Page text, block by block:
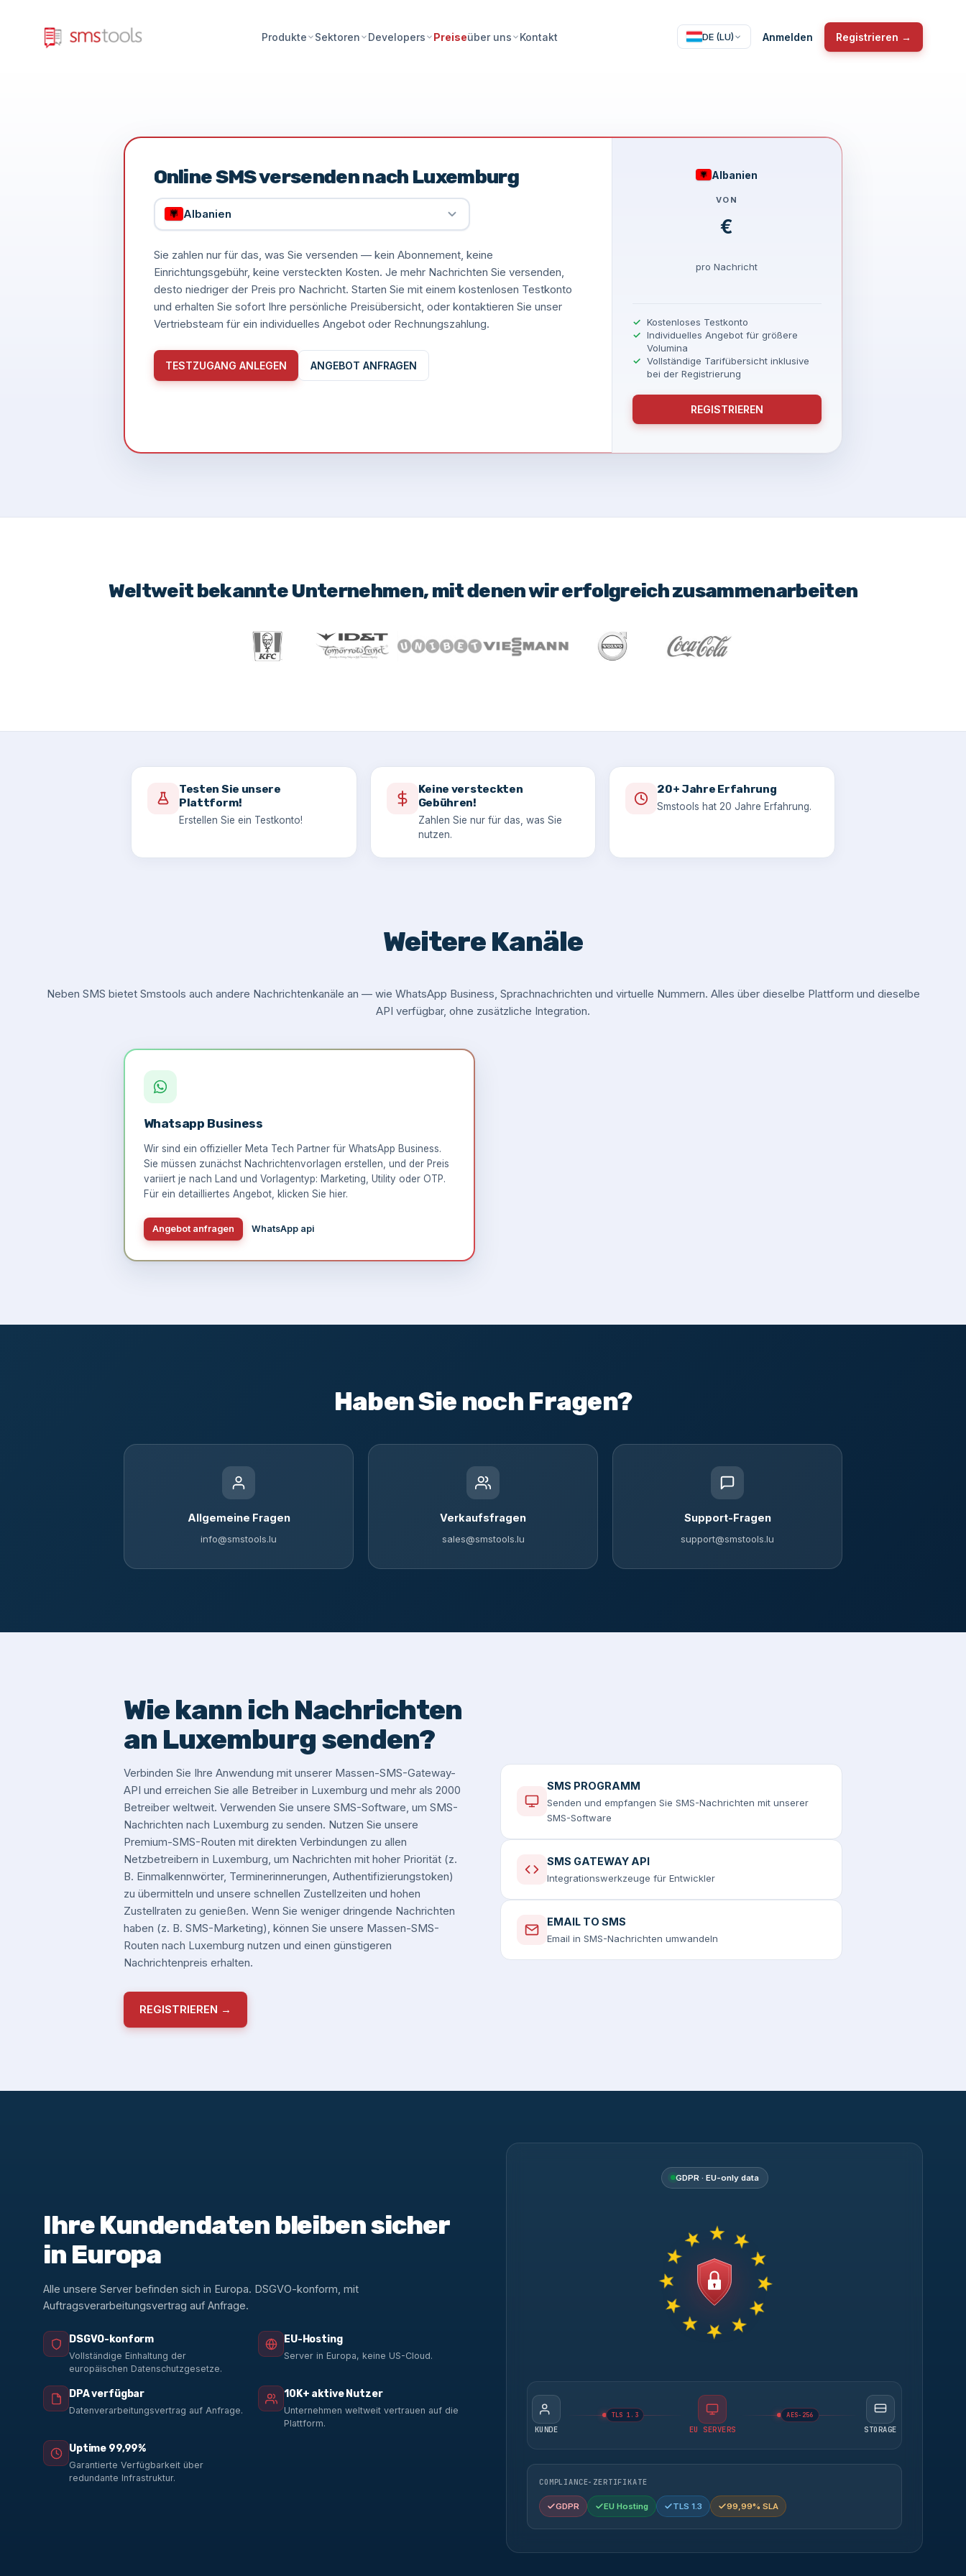
Produkte Sektoren Developers Preiseüber uns Kontakt DE (LU) Anmelden Registrieren →
Weltweit bekannte Unternehmen, mit denen wir erfolgreich zusammenarbeiten
Testen Sie unsere
Plattform!
Erstellen Sie ein Testkonto!
Keine versteckten
Gebühren!
Zahlen Sie nur für das, was Sie
nutzen.
20+ Jahre Erfahrung
Smstools hat 20 Jahre Erfahrung.
Online SMS versenden nach Luxemburg
Albanien
Sie zahlen nur für das, was Sie versenden — kein Abonnement, keine
Einrichtungsgebühr, keine versteckten Kosten. Je mehr Nachrichten Sie versenden,
desto niedriger der Preis pro Nachricht. Starten Sie mit einem kostenlosen Testkonto
und erhalten Sie sofort Ihre persönliche Preisübersicht, oder kontaktieren Sie unser
Vertriebsteam für ein individuelles Angebot oder Rechnungszahlung.
TESTZUGANG ANLEGEN ANGEBOT ANFRAGEN
Albanien
VON
€
pro Nachricht
Kostenloses Testkonto
Individuelles Angebot für größere
Volumina
Vollständige Tarifübersicht inklusive
bei der Registrierung
REGISTRIEREN
Weitere Kanäle
Neben SMS bietet Smstools auch andere Nachrichtenkanäle an — wie WhatsApp Business, Sprachnachrichten und virtuelle Nummern. Alles über dieselbe Plattform und dieselbe
API verfügbar, ohne zusätzliche Integration.
Whatsapp Business
Wir sind ein offizieller Meta Tech Partner für WhatsApp Business.
Sie müssen zunächst Nachrichtenvorlagen erstellen, und der Preis
variiert je nach Land und Vorlagentyp: Marketing, Utility oder OTP.
Für ein detailliertes Angebot, klicken Sie hier.
Angebot anfragen WhatsApp api
Haben Sie noch Fragen?
Allgemeine Fragen
info@smstools.lu
Verkaufsfragen
sales@smstools.lu
Support-Fragen
support@smstools.lu
Wie kann ich Nachrichten
an Luxemburg senden?
Verbinden Sie Ihre Anwendung mit unserer Massen-SMS-Gateway-
API und erreichen Sie alle Betreiber in Luxemburg und mehr als 2000
Betreiber weltweit. Verwenden Sie unsere SMS-Software, um SMS-
Nachrichten nach Luxemburg zu senden. Nutzen Sie unsere
Premium-SMS-Routen mit direkten Verbindungen zu allen
Netzbetreibern in Luxemburg, um Nachrichten mit hoher Priorität (z.
B. Einmalkennwörter, Terminerinnerungen, Authentifizierungstoken)
zu übermitteln und unsere schnellen Zustellzeiten und hohen
Zustellraten zu genießen. Wenn Sie weniger dringende Nachrichten
haben (z. B. SMS-Marketing), können Sie unsere Massen-SMS-
Routen nach Luxemburg nutzen und einen günstigeren
Nachrichtenpreis erhalten.
REGISTRIEREN →
SMS PROGRAMM
Senden und empfangen Sie SMS-Nachrichten mit unserer
SMS-Software
SMS GATEWAY API
Integrationswerkzeuge für Entwickler
EMAIL TO SMS
Email in SMS-Nachrichten umwandeln
Ihre Kundendaten bleiben sicher
in Europa
Alle unsere Server befinden sich in Europa. DSGVO-konform, mit
Auftragsverarbeitungsvertrag auf Anfrage.
DSGVO-konform
Vollständige Einhaltung der
europäischen Datenschutzgesetze.
EU-Hosting
Server in Europa, keine US-Cloud.
DPA verfügbar
Datenverarbeitungsvertrag auf Anfrage.
10K+ aktive Nutzer
Unternehmen weltweit vertrauen auf die
Plattform.
Uptime 99,99%
Garantierte Verfügbarkeit über
redundante Infrastruktur.
GDPR · EU-only data
KUNDE
TLS 1.3
EU SERVERS
AES-256
STORAGE
COMPLIANCE-ZERTIFIKATE
GDPR EU Hosting TLS 1.3 99,99% SLA